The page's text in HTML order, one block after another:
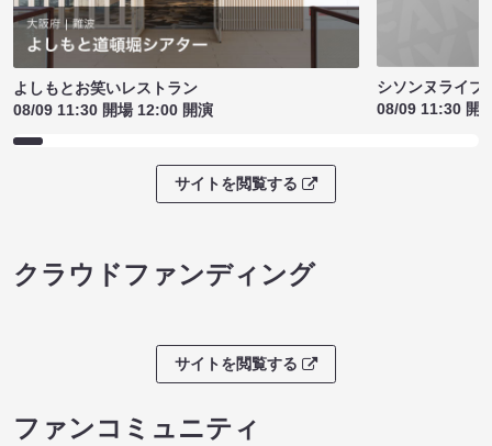
よしもとお笑いレストラン
08/09 11:30 開場 12:00 開演
シソンヌライ
08/09 11:30 開
サイトを閲覧する
クラウドファンディング
サイトを閲覧する
ファンコミュニティ